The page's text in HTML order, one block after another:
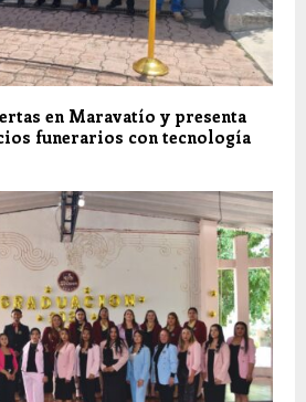
en Maravatío y presenta
funerarios con tecnología